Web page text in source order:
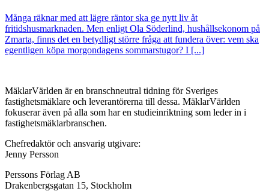
Många räknar med att lägre räntor ska ge nytt liv åt
fritidshusmarknaden. Men enligt Ola Söderlind, hushållsekonom på
Zmarta, finns det en betydligt större fråga att fundera över: vem ska
egentligen köpa morgondagens sommarstugor? I [...]
MäklarVärlden är en branschneutral tidning för Sveriges
fastighetsmäklare och leverantörerna till dessa. MäklarVärlden
fokuserar även på alla som har en studieinriktning som leder in i
fastighetsmäklarbranschen.
Chefredaktör och ansvarig utgivare:
Jenny Persson
Perssons Förlag AB
Drakenbergsgatan 15, Stockholm